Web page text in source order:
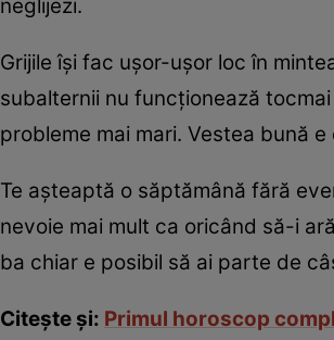
neglijezi.
Grijile îşi fac uşor-uşor loc în
subalternii nu funcţionează
probleme mai mari. Vestea bună
Te aşteaptă o săptămână fără
nevoie mai mult ca oricând să-i
ba chiar e posibil să ai parte de
Citeşte şi: Primul horoscop